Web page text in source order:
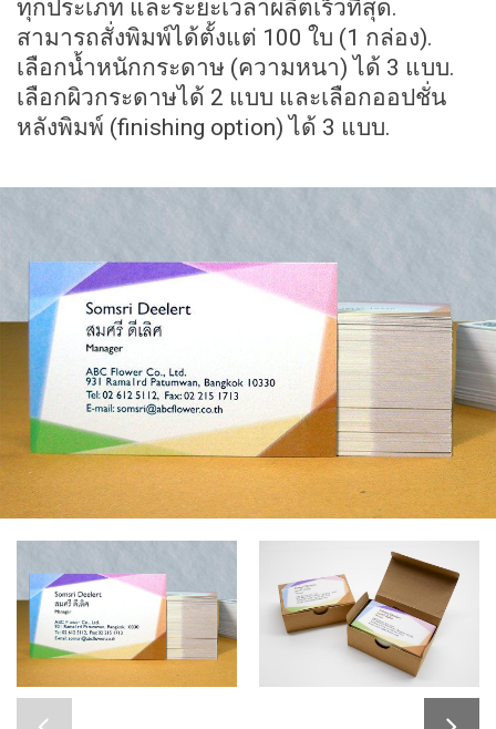
ทุกประเภท และระยะเวลาผลิตเร็วที่สุด.
สามารถสั่งพิมพ์ได้ตั้งแต่ 100 ใบ (1 กล่อง).
เลือกน้ำหนักกระดาษ (ความหนา) ได้ 3 แบบ.
เลือกผิวกระดาษได้ 2 แบบ และเลือกออปชั่น
หลังพิมพ์ (finishing option) ได้ 3 แบบ.